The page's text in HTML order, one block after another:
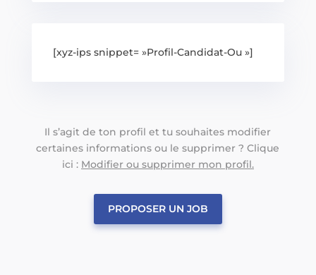
[xyz-ips snippet= »Profil-Candidat-Ou »]
Il s’agit de ton profil et tu souhaites modifier
certaines informations ou le supprimer ? Clique
ici : Modifier ou supprimer mon profil.
PROPOSER UN JOB